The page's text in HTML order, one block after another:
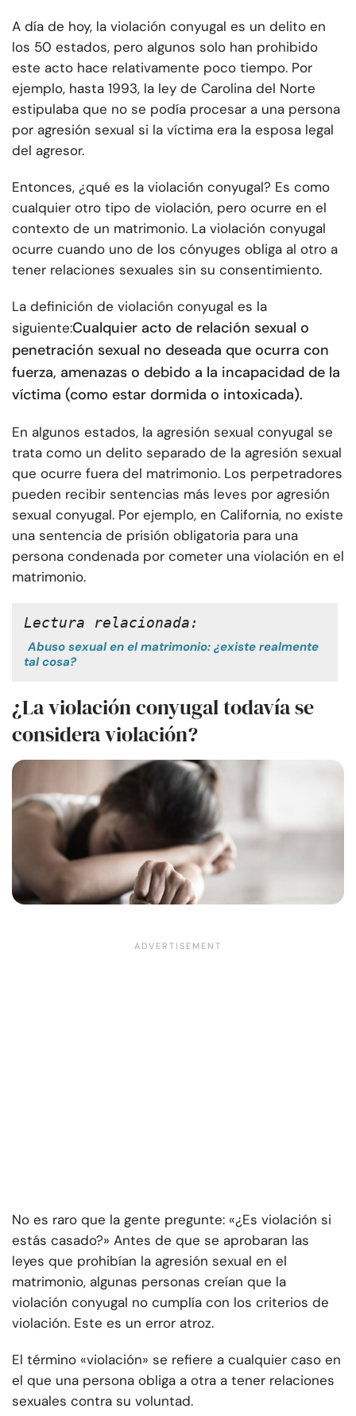
A día de hoy, la violación conyugal es un delito en
los 50 estados, pero algunos solo han prohibido
este acto hace relativamente poco tiempo. Por
ejemplo, hasta 1993, la ley de Carolina del Norte
estipulaba que no se podía procesar a una persona
por agresión sexual si la víctima era la esposa legal
del agresor.
Entonces, ¿qué es la violación conyugal? Es como
cualquier otro tipo de violación, pero ocurre en el
contexto de un matrimonio. La violación conyugal
ocurre cuando uno de los cónyuges obliga al otro a
tener relaciones sexuales sin su consentimiento.
La definición de violación conyugal es la
siguiente:Cualquier acto de relación sexual o
penetración sexual no deseada que ocurra con
fuerza, amenazas o debido a la incapacidad de la
víctima (como estar dormida o intoxicada).
En algunos estados, la agresión sexual conyugal se
trata como un delito separado de la agresión sexual
que ocurre fuera del matrimonio. Los perpetradores
pueden recibir sentencias más leves por agresión
sexual conyugal. Por ejemplo, en California, no existe
una sentencia de prisión obligatoria para una
persona condenada por cometer una violación en el
matrimonio.
Lectura relacionada:
Abuso sexual en el matrimonio: ¿existe realmente
tal cosa?
¿La violación conyugal todavía se
considera violación?
No es raro que la gente pregunte: «¿Es violación si
estás casado?» Antes de que se aprobaran las
leyes que prohibían la agresión sexual en el
matrimonio, algunas personas creían que la
violación conyugal no cumplía con los criterios de
violación. Este es un error atroz.
El término «violación» se refiere a cualquier caso en
el que una persona obliga a otra a tener relaciones
sexuales contra su voluntad.